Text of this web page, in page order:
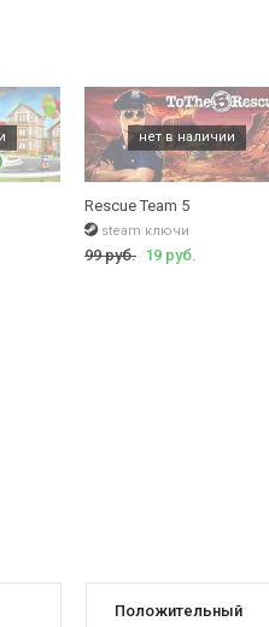
Rescue Team 5
steam ключи
99 руб. 19 руб.
Положительный